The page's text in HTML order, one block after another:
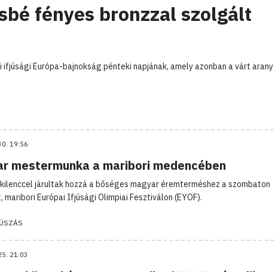
fényes bronzzal szolgált
Európa-bajnokság pénteki napjának, amely azonban a várt arany
19:56
mestermunka a maribori medencében
járultak hozzá a bőséges magyar éremterméshez a szombaton
Európai Ifjúsági Olimpiai Fesztiválon (EYOF).
21:03